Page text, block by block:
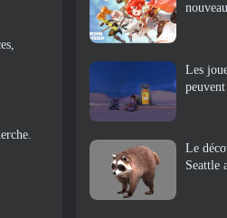
Les
peuvent
Le
Seattle